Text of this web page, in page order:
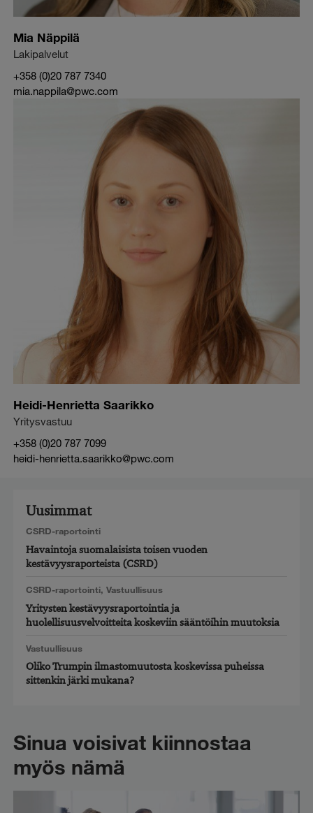
Mia Näppilä
Lakipalvelut
+358 (0)20 787 7340
mia.nappila@pwc.com
Heidi-Henrietta Saarikko
Yritysvastuu
+358 (0)20 787 7099
heidi-henrietta.saarikko@pwc.com
Uusimmat
CSRD-raportointi
Havaintoja suomalaisista toisen vuoden
kestävyysraporteista (CSRD)
CSRD-raportointi, Vastuullisuus
Yritysten kestävyysraportointia ja
huolellisuusvelvoitteita koskeviin sääntöihin muutoksia
Vastuullisuus
Oliko Trumpin ilmastomuutosta koskevissa puheissa
sittenkin järki mukana?
Sinua voisivat kiinnostaa
myös nämä